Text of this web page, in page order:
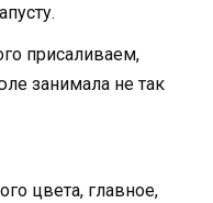
присаливаем,
занимала не так
цвета, главное,